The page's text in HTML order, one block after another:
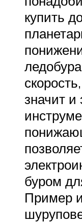
купить
значит
буром
Пример